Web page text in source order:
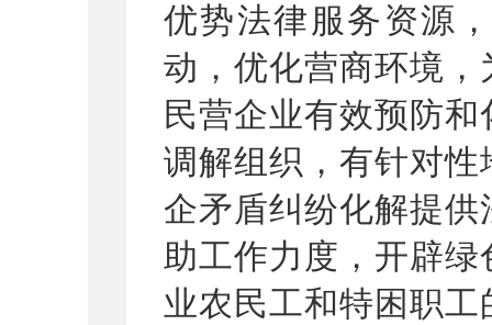
优势法律服务资源
动，优化营商环境
民营企业有效预防
调解组织，有针对
企矛盾纠纷化解提供
助工作力度，开辟绿
业农民工和特困职